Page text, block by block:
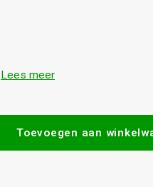
Lees meer
Toevoegen aan